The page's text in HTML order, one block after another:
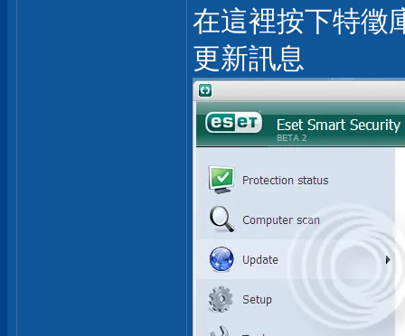
在這裡按下特徵
更新訊息